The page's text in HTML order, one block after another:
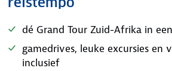
dé Grand Tour Zuid-Afrika in
gamedrives, leuke excursies en
inclusief